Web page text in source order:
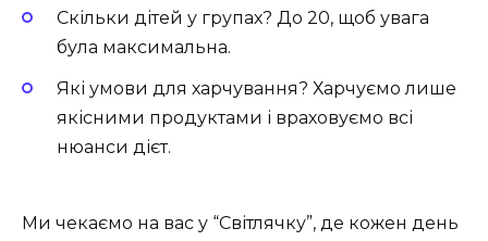
Скільки дітей у групах? До 20, щоб увага
була максимальна.
Які умови для харчування? Харчуємо лише
якісними продуктами і враховуємо всі
нюанси дієт.
Ми чекаємо на вас у “Світлячку”, де кожен день